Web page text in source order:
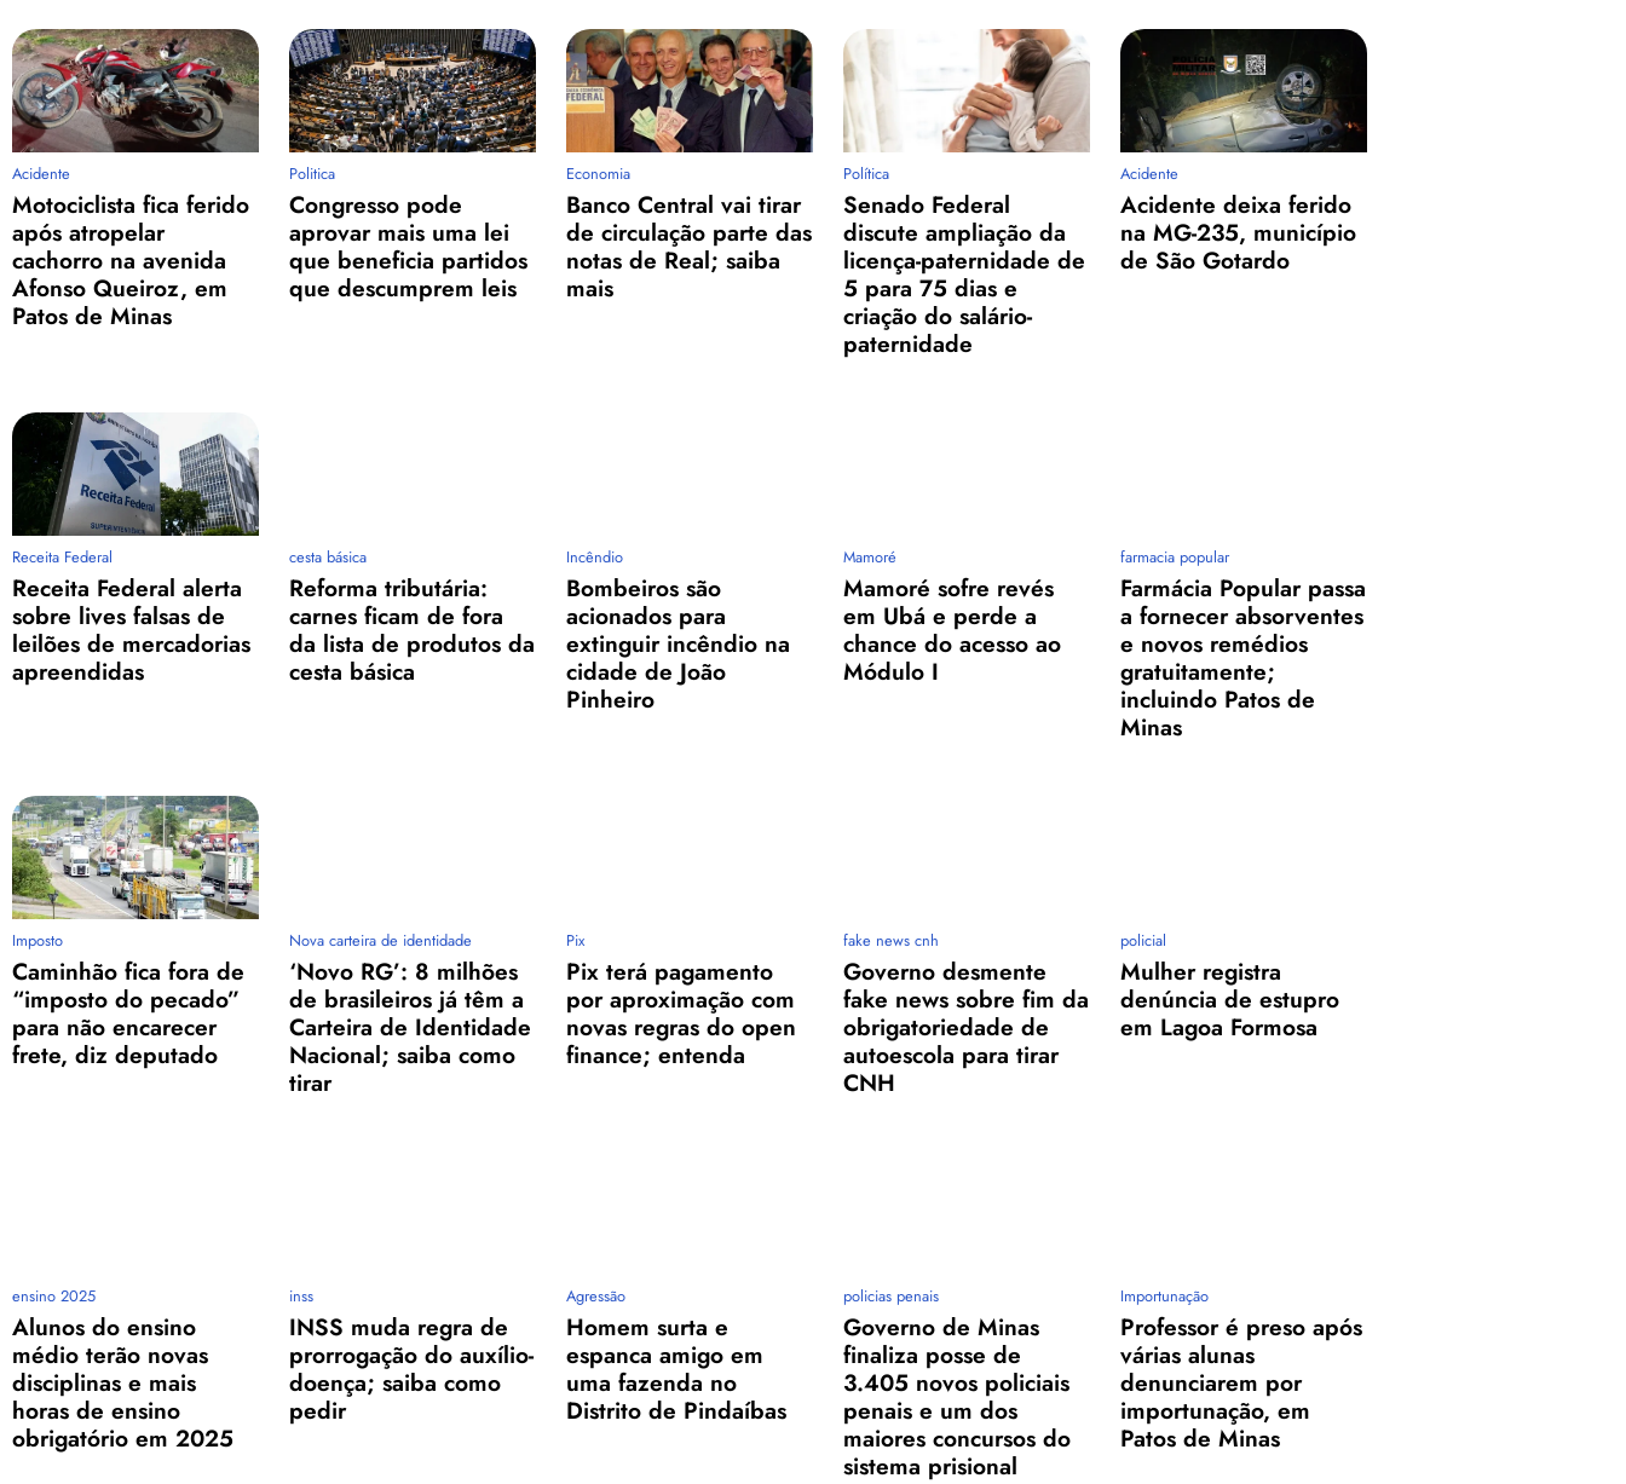
Acidente
Motociclista fica ferido
após atropelar
cachorro na avenida
Afonso Queiroz, em
Patos de Minas
Politica
Congresso pode
aprovar mais uma lei
que beneficia partidos
que descumprem leis
Economia
Banco Central vai tirar
de circulação parte das
notas de Real; saiba
mais
Política
Senado Federal
discute ampliação da
licença-paternidade de
5 para 75 dias e
criação do salário-
paternidade
Acidente
Acidente deixa ferido
na MG-235, município
de São Gotardo
Receita Federal
Receita Federal alerta
sobre lives falsas de
leilões de mercadorias
apreendidas
cesta básica
Reforma tributária:
carnes ficam de fora
da lista de produtos da
cesta básica
Incêndio
Bombeiros são
acionados para
extinguir incêndio na
cidade de João
Pinheiro
Mamoré
Mamoré sofre revés
em Ubá e perde a
chance do acesso ao
Módulo I
farmacia popular
Farmácia Popular passa
a fornecer absorventes
e novos remédios
gratuitamente;
incluindo Patos de
Minas
Imposto
Caminhão fica fora de
“imposto do pecado”
para não encarecer
frete, diz deputado
Nova carteira de identidade
‘Novo RG’: 8 milhões
de brasileiros já têm a
Carteira de Identidade
Nacional; saiba como
tirar
Pix
Pix terá pagamento
por aproximação com
novas regras do open
finance; entenda
fake news cnh
Governo desmente
fake news sobre fim da
obrigatoriedade de
autoescola para tirar
CNH
policial
Mulher registra
denúncia de estupro
em Lagoa Formosa
ensino 2025
Alunos do ensino
médio terão novas
disciplinas e mais
horas de ensino
obrigatório em 2025
inss
INSS muda regra de
prorrogação do auxílio-
doença; saiba como
pedir
Agressão
Homem surta e
espanca amigo em
uma fazenda no
Distrito de Pindaíbas
policias penais
Governo de Minas
finaliza posse de
3.405 novos policiais
penais e um dos
maiores concursos do
sistema prisional
Importunação
Professor é preso após
várias alunas
denunciarem por
importunação, em
Patos de Minas